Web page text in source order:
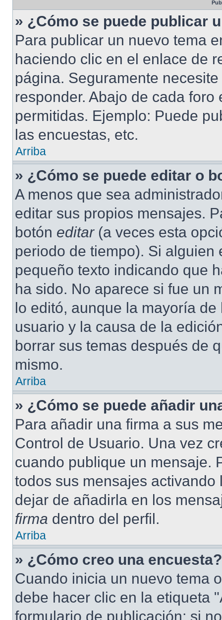
» ¿Cómo se puede publicar
Para publicar un nuevo tema
haciendo clic en el enlace de
página. Seguramente
responder. Abajo de cada
permitidas. Ejemplo: Puede
las encuestas, etc.
Arriba
» ¿Cómo se puede editar o
A menos que sea
editar sus propios mensajes.
botón editar(a veces esta
periodo de tiempo). Si
pequeño texto indicando que
ha sido. No aparece si fue un
lo editó, aunque la mayoría
usuario y la causa de la
borrar sus temas después de
mismo.
Arriba
» ¿Cómo se puede añadir
Para añadir una firma a sus
Control de Usuario. Una vez
cuando publique un mensaje.
todos sus mensajes
dejar de añadirla en los
firma dentro del perfil.
Arriba
» ¿Cómo creo una encuesta?
Cuando inicia un nuevo tema
debe hacer clic en la etiqueta
formulario de publicación; si